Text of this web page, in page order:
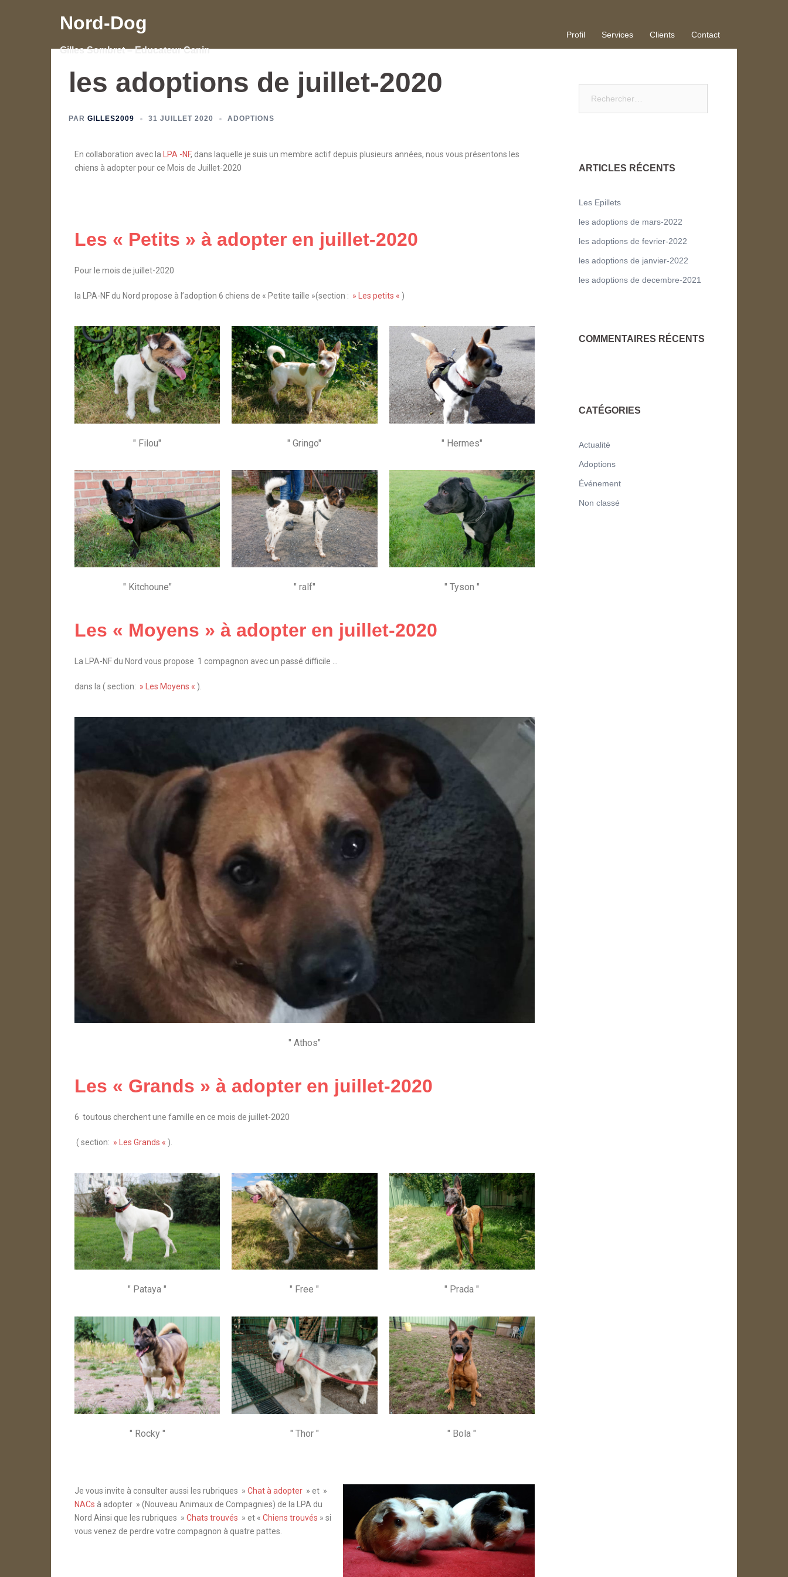
Nord-Dog
Gilles Sombret – Educateur Canin
Profil Services Clients Contact
les adoptions de juillet-2020
PAR GILLES2009 31 JUILLET 2020 ADOPTIONS
En collaboration avec la LPA -NF, dans laquelle je suis un membre actif depuis plusieurs années, nous vous présentons les
chiens à adopter pour ce Mois de Juillet-2020
Les « Petits » à adopter en juillet-2020
Pour le mois de juillet-2020
la LPA-NF du Nord propose à l’adoption 6 chiens de « Petite taille »(section : » Les petits « )
" Filou" " Gringo" " Hermes"
" Kitchoune" " ralf" " Tyson "
Les « Moyens » à adopter en juillet-2020
La LPA-NF du Nord vous propose 1 compagnon avec un passé difficile …
dans la ( section: » Les Moyens « ).
" Athos"
Les « Grands » à adopter en juillet-2020
6 toutous cherchent une famille en ce mois de juillet-2020
( section: » Les Grands « ).
" Pataya " " Free " " Prada "
" Rocky " " Thor " " Bola "
Je vous invite à consulter aussi les rubriques » Chat à adopter » et »
NACs à adopter » (Nouveau Animaux de Compagnies) de la LPA du
Nord Ainsi que les rubriques » Chats trouvés » et « Chiens trouvés » si
vous venez de perdre votre compagnon à quatre pattes.
ARTICLES RÉCENTS
Les Epillets
les adoptions de mars-2022
les adoptions de fevrier-2022
les adoptions de janvier-2022
les adoptions de decembre-2021
COMMENTAIRES RÉCENTS
CATÉGORIES
Actualité
Adoptions
Événement
Non classé